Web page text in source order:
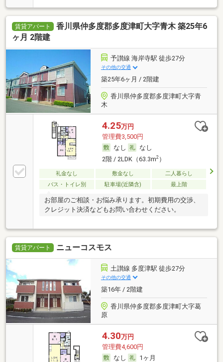
賃貸アパート
香川県仲多度郡多度津町大字青木 築25年6
ヶ月 2階建
予讃線 海岸寺駅 徒歩27分
その他の交通
築25年6ヶ月 / 2階建
香川県仲多度郡多度津町大字青
木
4.25万円
管理費3,500円
なし
なし
2階 / 2LDK（63.3m2）
礼金なし 敷金なし
二人暮らし
バス・トイレ別
駐車場(近隣含) 最上階
お部屋のご相談・お悩み承ります。初期費用の交渉、
クレジット決済などもお問い合わせください。
賃貸アパート ニューコスモス
土讃線 多度津駅 徒歩27分
その他の交通
築16年 / 2階建
香川県仲多度郡多度津町大字葛
原
4.30万円
管理費4,600円
なし
1ヶ月